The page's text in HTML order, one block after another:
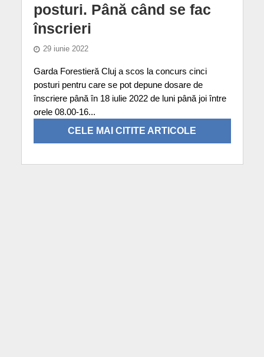
posturi. Până când se fac
înscrieri
29 iunie 2022
Garda Forestieră Cluj a scos la concurs cinci
posturi pentru care se pot depune dosare de
înscriere până în 18 iulie 2022 de luni până joi între
orele 08.00-16...
CELE MAI CITITE ARTICOLE